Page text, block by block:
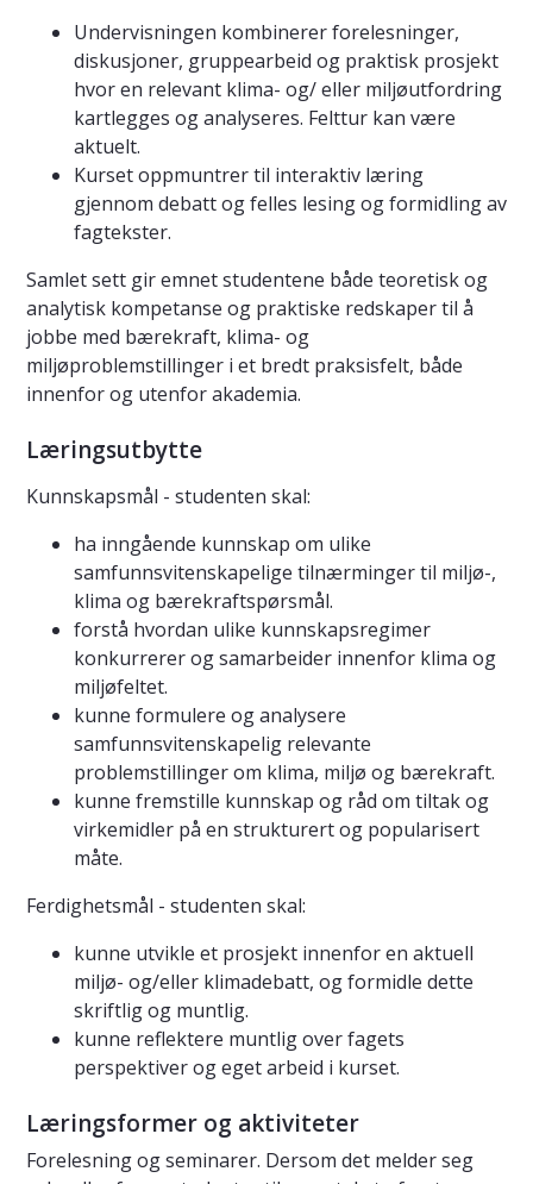
Undervisningen kombinerer forelesninger,
diskusjoner, gruppearbeid og praktisk prosjekt
hvor en relevant klima- og/ eller miljøutfordring
kartlegges og analyseres. Felttur kan være
aktuelt.
Kurset oppmuntrer til interaktiv læring
gjennom debatt og felles lesing og formidling av
fagtekster.
Samlet sett gir emnet studentene både teoretisk og
analytisk kompetanse og praktiske redskaper til å
jobbe med bærekraft, klima- og
miljøproblemstillinger i et bredt praksisfelt, både
innenfor og utenfor akademia.
Læringsutbytte
Kunnskapsmål - studenten skal:
ha inngående kunnskap om ulike
samfunnsvitenskapelige tilnærminger til miljø-,
klima og bærekraftspørsmål.
forstå hvordan ulike kunnskapsregimer
konkurrerer og samarbeider innenfor klima og
miljøfeltet.
kunne formulere og analysere
samfunnsvitenskapelig relevante
problemstillinger om klima, miljø og bærekraft.
kunne fremstille kunnskap og råd om tiltak og
virkemidler på en strukturert og popularisert
måte.
Ferdighetsmål - studenten skal:
kunne utvikle et prosjekt innenfor en aktuell
miljø- og/eller klimadebatt, og formidle dette
skriftlig og muntlig.
kunne reflektere muntlig over fagets
perspektiver og eget arbeid i kurset.
Læringsformer og aktiviteter
Forelesning og seminarer. Dersom det melder seg